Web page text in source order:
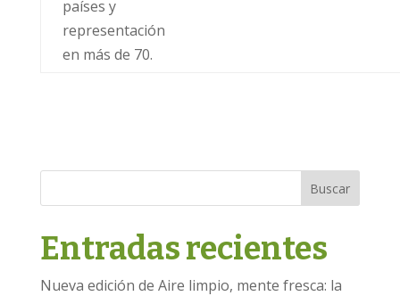
países y
representación
en más de 70.
Buscar
Entradas recientes
Nueva edición de Aire limpio, mente fresca: la